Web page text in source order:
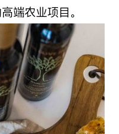
端农业项目。